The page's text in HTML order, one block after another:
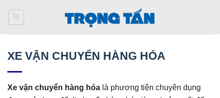
qua
XE VẬN CHUYỂN HÀNG HÓA
Xe vận chuyển hàng hóa là phương tiện chuyên dụng